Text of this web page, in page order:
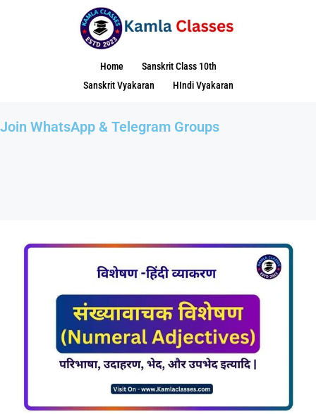
Home
Sanskrit Class 10th
Sanskrit Vyakaran
HIndi Vyakaran
Join WhatsApp & Telegram Groups